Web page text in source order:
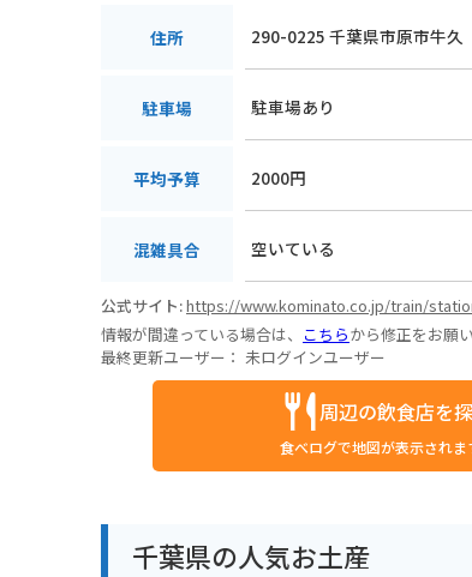
住所 290-0225 千葉県市原市牛久
駐車場 駐車場あり
平均予算 2000円
混雑具合 空いている
公式サイト:https://www.kominato.co.jp/train/
情報が間違っている場合は、 こちらから修正をお願い
最終更新ユーザー： 未ログインユーザー
周辺の飲食店を
食べログで地図が表示されま
千葉県の人気お土産